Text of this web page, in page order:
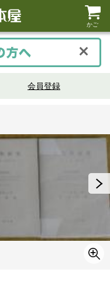
かご
会員登録